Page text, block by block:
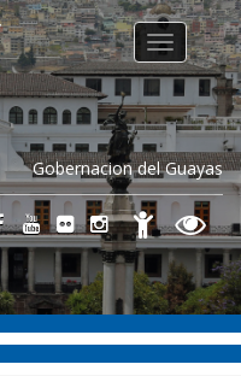
Gobernacion del Guayas
Toggle
navigation